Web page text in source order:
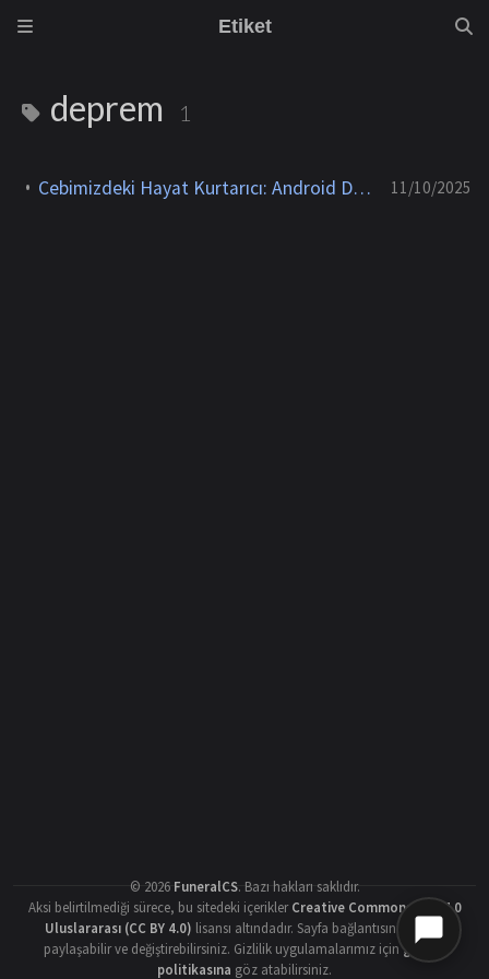
Etiket
deprem 1
Cebimizdeki Hayat Kurtarıcı: Android Deprem Uyarı Sistemi Nasıl Çalışır? 11/10/2025
© 2026 FuneralCS. Bazı hakları saklıdır.
Aksi belirtilmediği sürece, bu sitedeki içeriklerCreative Commons Atıf 4.0
Uluslararası (CC BY 4.0) lisansı altındadır. Sayfa bağlantısını vererek
paylaşabilir ve değiştirebilirsiniz. Gizlilik uygulamalarımız içingizlilik
politikasına göz atabilirsiniz.